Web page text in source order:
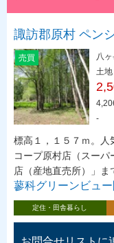
諏訪郡原村 ペン
売買
八
土地
-
標高１，１５７ｍ。人
コープ原村店（スー
店（産地直売所）」ま
蓼科グリーンビュ
定住・田舎暮らし